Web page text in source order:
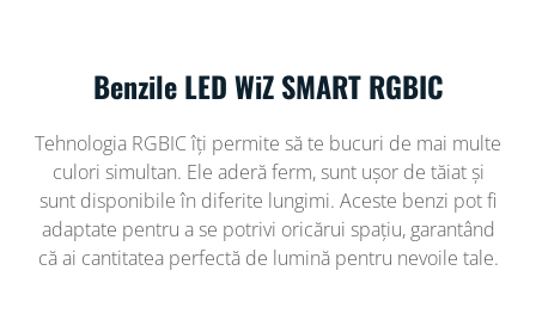
Benzile LED WiZ SMART RGBIC
Tehnologia RGBIC îți permite să te bucuri de mai multe
culori simultan. Ele aderă ferm, sunt ușor de tăiat și
sunt disponibile în diferite lungimi. Aceste benzi pot fi
adaptate pentru a se potrivi oricărui spațiu, garantând
că ai cantitatea perfectă de lumină pentru nevoile tale.